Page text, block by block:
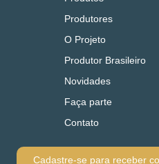
Produtores
O Projeto
Produtor Brasileiro
Novidades
Faça parte
Contato
Cadastre-se para receber